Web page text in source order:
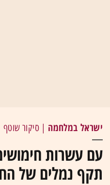
ישראל במלחמה | סיקור שוטף
עם עשרות
תקף נמלים של